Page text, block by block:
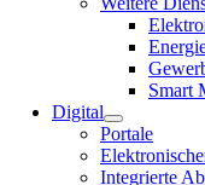
Smart
Digital
Portale
Integrierte